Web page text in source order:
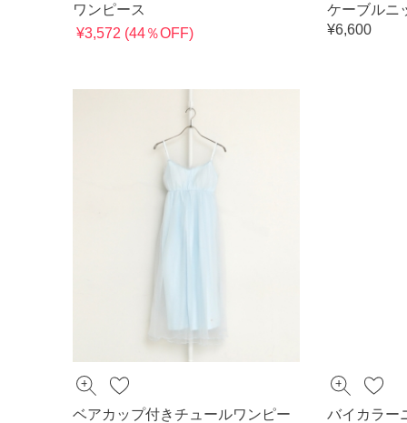
ワンピース
¥3,572 (44％OFF)
ケーブルニ
¥6,600
ベアカップ付きチュールワンピー
バイカラー